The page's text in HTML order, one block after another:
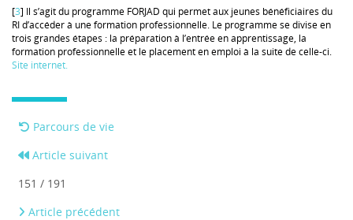
[3] Il s’agit du programme FORJAD qui permet aux jeunes bénéficiaires du
RI d’accéder à une formation professionnelle. Le programme se divise en
trois grandes étapes : la préparation à l’entrée en apprentissage, la
formation professionnelle et le placement en emploi à la suite de celle-ci.
Site internet.
Parcours de vie
Article suivant
151 / 191
Article précédent